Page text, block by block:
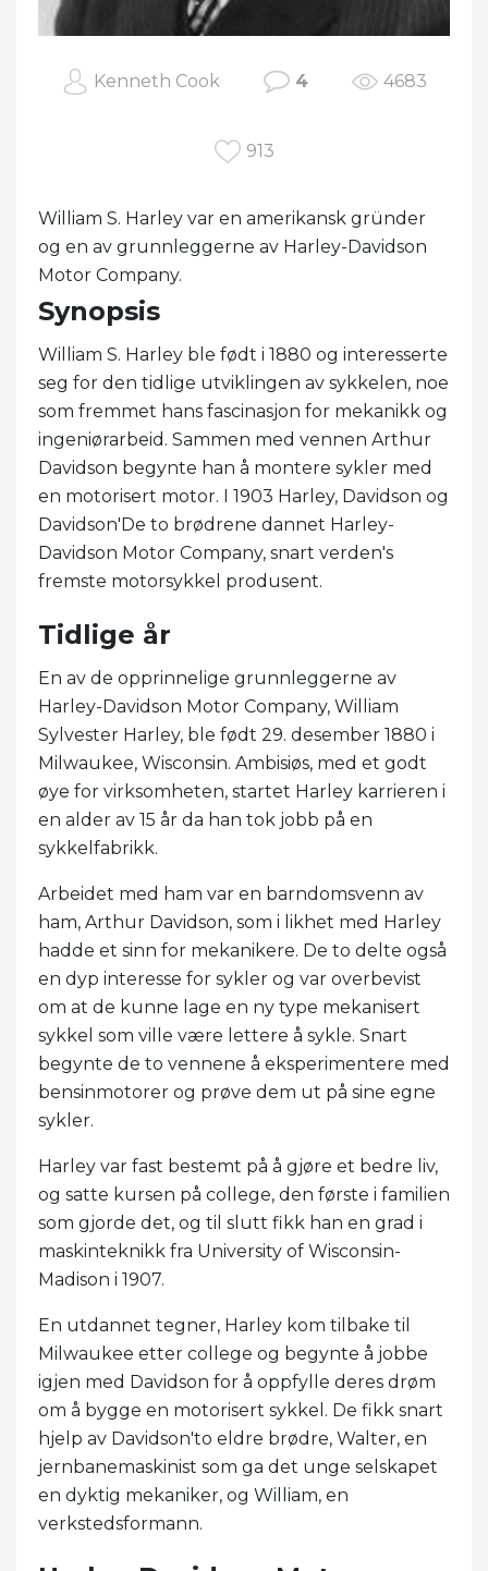
Kenneth Cook 4 4683
913
William S. Harley var en amerikansk gründer
og en av grunnleggerne av Harley-Davidson
Motor Company.
Synopsis
William S. Harley ble født i 1880 og interesserte
seg for den tidlige utviklingen av sykkelen, noe
som fremmet hans fascinasjon for mekanikk og
ingeniørarbeid. Sammen med vennen Arthur
Davidson begynte han å montere sykler med
en motorisert motor. I 1903 Harley, Davidson og
Davidson'De to brødrene dannet Harley-
Davidson Motor Company, snart verden's
fremste motorsykkel produsent.
Tidlige år
En av de opprinnelige grunnleggerne av
Harley-Davidson Motor Company, William
Sylvester Harley, ble født 29. desember 1880 i
Milwaukee, Wisconsin. Ambisiøs, med et godt
øye for virksomheten, startet Harley karrieren i
en alder av 15 år da han tok jobb på en
sykkelfabrikk.
Arbeidet med ham var en barndomsvenn av
ham, Arthur Davidson, som i likhet med Harley
hadde et sinn for mekanikere. De to delte også
en dyp interesse for sykler og var overbevist
om at de kunne lage en ny type mekanisert
sykkel som ville være lettere å sykle. Snart
begynte de to vennene å eksperimentere med
bensinmotorer og prøve dem ut på sine egne
sykler.
Harley var fast bestemt på å gjøre et bedre liv,
og satte kursen på college, den første i familien
som gjorde det, og til slutt fikk han en grad i
maskinteknikk fra University of Wisconsin-
Madison i 1907.
En utdannet tegner, Harley kom tilbake til
Milwaukee etter college og begynte å jobbe
igjen med Davidson for å oppfylle deres drøm
om å bygge en motorisert sykkel. De fikk snart
hjelp av Davidson'to eldre brødre, Walter, en
jernbanemaskinist som ga det unge selskapet
en dyktig mekaniker, og William, en
verkstedsformann.